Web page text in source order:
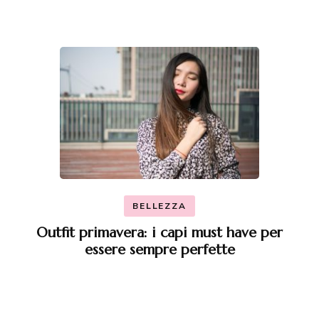
BELLEZZA
Outfit primavera: i capi must have per
essere sempre perfette